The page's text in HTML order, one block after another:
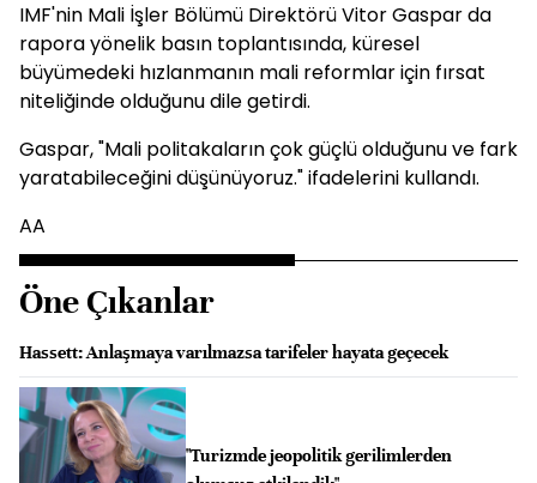
IMF'nin Mali İşler Bölümü Direktörü Vitor Gaspar da
rapora yönelik basın toplantısında, küresel
büyümedeki hızlanmanın mali reformlar için fırsat
niteliğinde olduğunu dile getirdi.
Gaspar, "Mali politakaların çok güçlü olduğunu ve fark
yaratabileceğini düşünüyoruz." ifadelerini kullandı.
AA
Öne Çıkanlar
Hassett: Anlaşmaya varılmazsa tarifeler hayata geçecek
"Turizmde jeopolitik gerilimlerden